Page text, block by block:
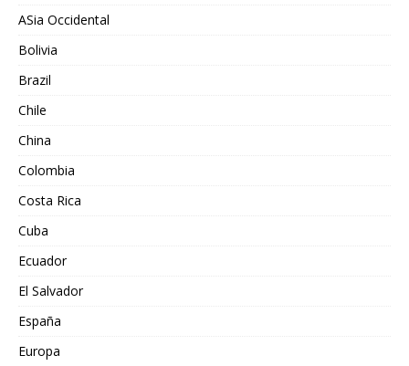
ASia Occidental
Bolivia
Brazil
Chile
China
Colombia
Costa Rica
Cuba
Ecuador
El Salvador
España
Europa